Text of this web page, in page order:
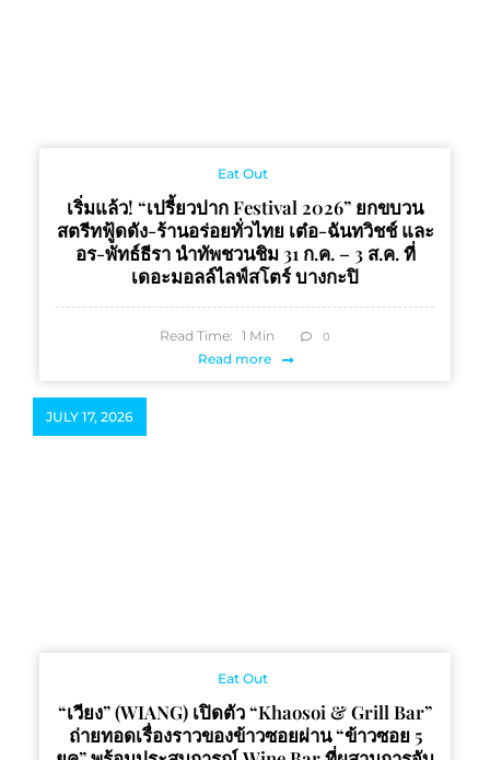
Eat Out
เริ่มแล้ว! “เปรี้ยวปาก Festival 2026” ยกขบวน
สตรีทฟู้ดดัง-ร้านอร่อยทั่วไทย เต๋อ-ฉันทวิชช์ และ
อร-พัทธ์ธีรา นำทัพชวนชิม 31 ก.ค. – 3 ส.ค. ที่
เดอะมอลล์ไลฟ์สโตร์ บางกะปิ
Read Time: 1 Min 0
Read more
JULY 17, 2026
Eat Out
“เวียง” (WIANG) เปิดตัว “Khaosoi & Grill Bar”
ถ่ายทอดเรื่องราวของข้าวซอยผ่าน “ข้าวซอย 5